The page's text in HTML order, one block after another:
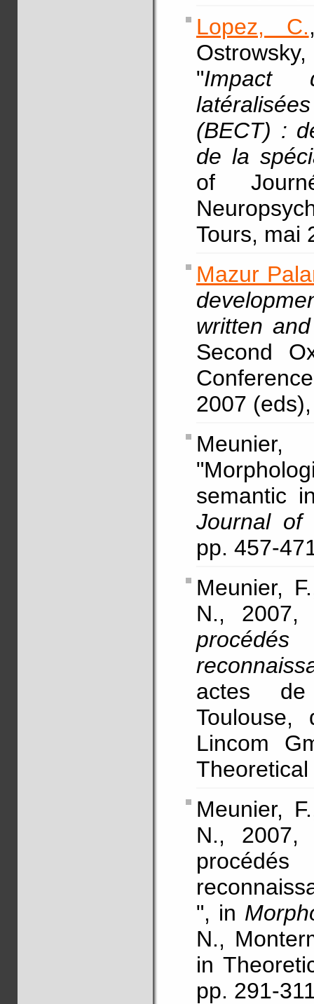
Lopez, C.
"Impact
(BECT) :
de la
of
Tours, mai
Mazur
written
Second
2007
semantic
Journal of
pp. 457-
Meunier,
N., 2007,
actes de
Toulouse,
Lincom
Meunier,
N., 2007,
", in
N.,
in
pp. 291-